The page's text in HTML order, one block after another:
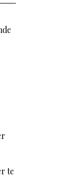
te